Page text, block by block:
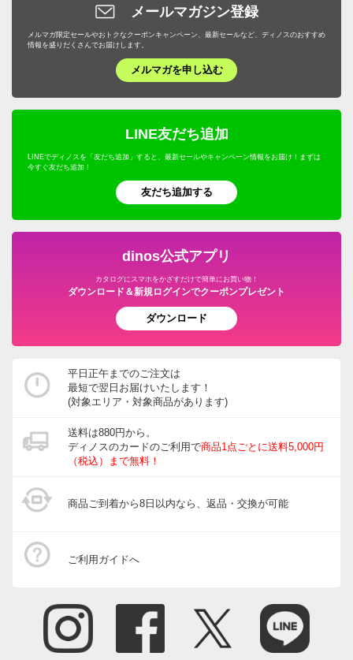
メールマガジン登録
メルマガ限定セールやおトクなクーポンキャンペーン、最新セールなど、ディノスのおすすめ
情報を盛りだくさんでお届けします。
メルマガを申し込む
LINE友だち追加
LINEでディノスを「友だち追加」すると、最新セールやキャンペーン情報をお届け！まずは
今すぐ友だち追加！
友だち追加する
dinos公式アプリ
カタログにスマホをかざすだけで簡単にお買い物！
ダウンロード＆新規ログインでクーポンプレゼント
ダウンロード
平日正午までのご注文は
最短で翌日お届けいたします！
(対象エリア・対象商品があります)
送料は880円から。
ディノスのカードのご利用で商品1点ごとに送料5,000円
（税込）まで無料！
商品ご到着から8日以内なら、返品・交換が可能
ご利用ガイドへ